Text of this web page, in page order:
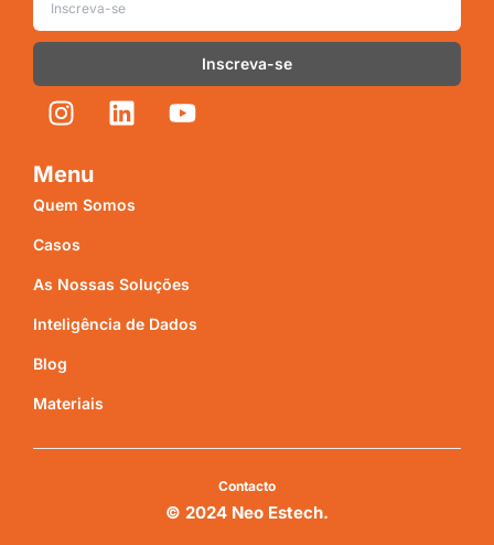
Menu
Quem Somos
Casos
As Nossas Soluções
Inteligência de Dados
Blog
Materiais
Inscreva-se
Contacto
© 2024 Neo Estech.